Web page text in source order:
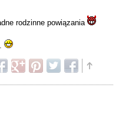
rodzinne powiązania